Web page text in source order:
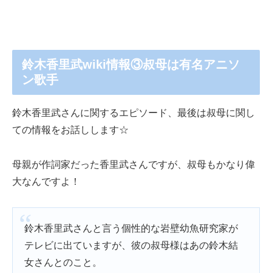
鈴木香里武wiki情報③叔母は有名アニソ
ン歌手
鈴木香里武さんに関するエピソード、最後は叔母に関し
ての情報をお話しします☆
母親が作詞家だった香里武さんですが、叔母もかなり偉
大なんですよ！
鈴木香里武さんと言う個性的な岩壁幼魚研究家が
テレビに出ていますが、彼の叔母様はあの鈴木結
女さんとのこと。